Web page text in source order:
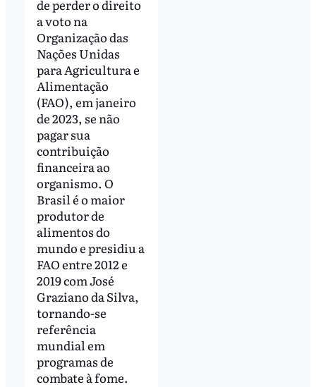
de perder o direito
a voto na
Organização das
Nações Unidas
para Agricultura e
Alimentação
(FAO), em janeiro
de 2023, se não
pagar sua
contribuição
financeira ao
organismo. O
Brasil é o maior
produtor de
alimentos do
mundo e presidiu a
FAO entre 2012 e
2019 com José
Graziano da Silva,
tornando-se
referência
mundial em
programas de
combate à fome.